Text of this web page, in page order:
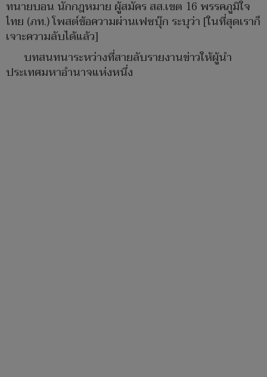
ทนายบอน นักกฎหมาย ผู้สมัคร สส.เขต 16 พรรคภูมิใจ
ไทย (ภท.) โพสต์ข้อความผ่านเฟซบุ๊ก ระบุว่า [ในที่สุดเราก็
เจาะความลับได้แล้ว]
บทสนทนาระหว่างที่สายลับรายงานข่าวให้ผู้นำ
ประเทศมหาอำนาจแห่งหนึ่ง